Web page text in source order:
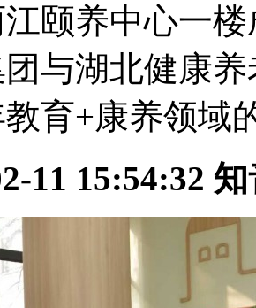
颐养中心一
与湖北健康
育+康养领域
11 15:54:32